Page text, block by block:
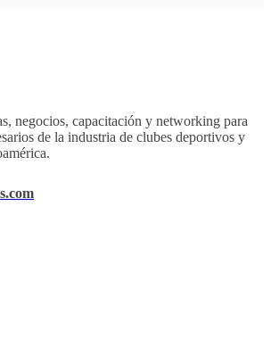
negocios, capacitación y networking para
de la industria de clubes deportivos y